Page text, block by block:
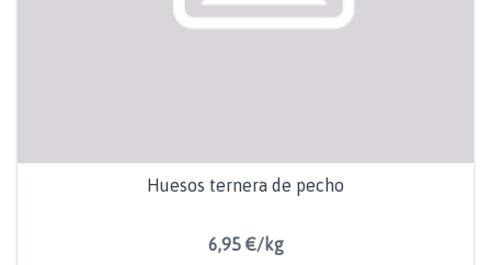
Huesos ternera de pecho
6,95 €/kg